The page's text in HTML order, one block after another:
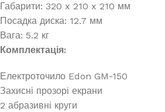
Габарити: 320 x 210 x 210 мм
Посадка диска: 12.7 мм
Вага: 5.2 кг
Комплектація:
Електроточило Edon GM-150
Захисні прозорі екрани
2 абразивні круги